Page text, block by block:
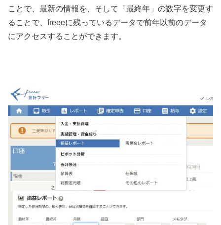
ことで、最新の情報を、そして「最終年」の数字を変更す
ることで、freeeに残っているデータで前年以前のデータ
にアクセスすることができます。